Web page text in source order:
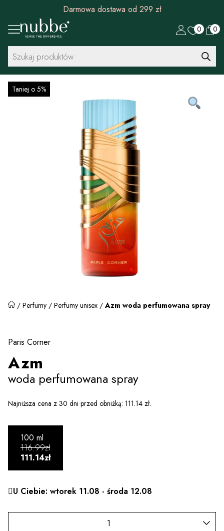
Darmowa dostawa od 299 zł
0 0
Wyszukiwarka
produktów
Taniej o 5%
/ Perfumy / Perfumy unisex / Azm woda perfumowana spray
Paris Corner
Azm
woda perfumowana spray
Najniższa cena z 30 dni przed obniżką: 111.14 zł.
100 ml
116.99zł
111.14zł
U Ciebie: wtorek 11.08 - środa 12.08